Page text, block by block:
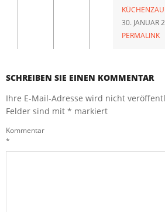
30. JANUAR
PERMALINK
SCHREIBEN SIE EINEN KOMMENTAR
Ihre E-Mail-Adresse wird nicht
Felder sind mit * markiert
Kommentar
*